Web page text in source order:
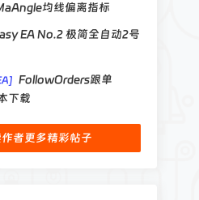
均线偏离指标
EA No.2 极简全自动2号
FollowOrders跟单
下载
者更多精彩帖子